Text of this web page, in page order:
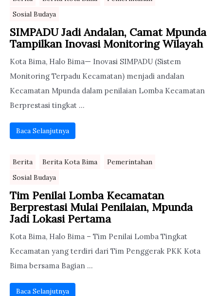
Sosial Budaya
SIMPADU Jadi Andalan, Camat Mpunda
Tampilkan Inovasi Monitoring Wilayah
Kota Bima, Halo Bima— Inovasi SIMPADU (Sistem
Monitoring Terpadu Kecamatan) menjadi andalan
Kecamatan Mpunda dalam penilaian Lomba Kecamatan
Berprestasi tingkat ...
Baca Selanjutnya
Berita Berita Kota Bima
Pemerintahan
Sosial Budaya
Tim Penilai Lomba Kecamatan
Berprestasi Mulai Penilaian, Mpunda
Jadi Lokasi Pertama
Kota Bima, Halo Bima – Tim Penilai Lomba Tingkat
Kecamatan yang terdiri dari Tim Penggerak PKK Kota
Bima bersama Bagian ...
Baca Selanjutnya